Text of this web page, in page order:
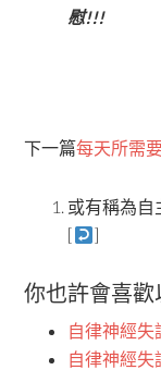
慰!!!
下一篇每天所需
或有稱為自
[
]
你也許會喜歡
自律神經失
自律神經失